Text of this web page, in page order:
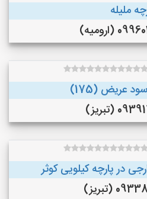
ملیله
عریض (175)
(تبریز)
در پارچه کیلویی کوثر
(تبریز)